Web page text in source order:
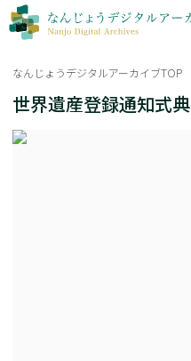
なんじょうデジタルアーカイブTOP
世界遺産登録通知式典